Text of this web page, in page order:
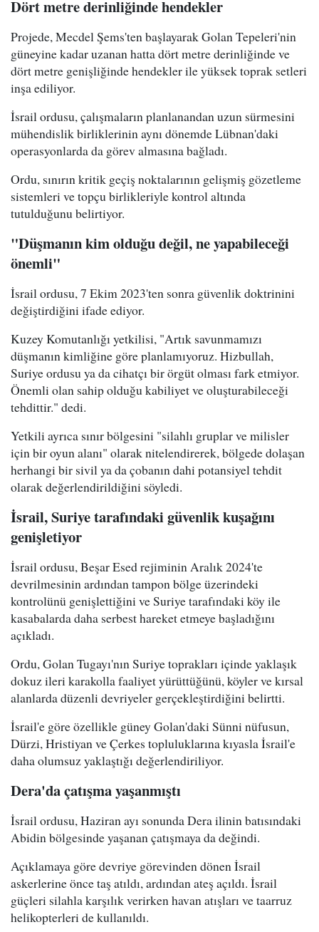
Dört metre derinliğinde hendekler
Projede, Mecdel Şems'ten başlayarak Golan Tepeleri'nin
güneyine kadar uzanan hatta dört metre derinliğinde ve
dört metre genişliğinde hendekler ile yüksek toprak setleri
inşa ediliyor.
İsrail ordusu, çalışmaların planlanandan uzun sürmesini
mühendislik birliklerinin aynı dönemde Lübnan'daki
operasyonlarda da görev almasına bağladı.
Ordu, sınırın kritik geçiş noktalarının gelişmiş gözetleme
sistemleri ve topçu birlikleriyle kontrol altında
tutulduğunu belirtiyor.
"Düşmanın kim olduğu değil, ne yapabileceği
önemli"
İsrail ordusu, 7 Ekim 2023'ten sonra güvenlik doktrinini
değiştirdiğini ifade ediyor.
Kuzey Komutanlığı yetkilisi, "Artık savunmamızı
düşmanın kimliğine göre planlamıyoruz. Hizbullah,
Suriye ordusu ya da cihatçı bir örgüt olması fark etmiyor.
Önemli olan sahip olduğu kabiliyet ve oluşturabileceği
tehdittir." dedi.
Yetkili ayrıca sınır bölgesini "silahlı gruplar ve milisler
için bir oyun alanı" olarak nitelendirerek, bölgede dolaşan
herhangi bir sivil ya da çobanın dahi potansiyel tehdit
olarak değerlendirildiğini söyledi.
İsrail, Suriye tarafındaki güvenlik kuşağını
genişletiyor
İsrail ordusu, Beşar Esed rejiminin Aralık 2024'te
devrilmesinin ardından tampon bölge üzerindeki
kontrolünü genişlettiğini ve Suriye tarafındaki köy ile
kasabalarda daha serbest hareket etmeye başladığını
açıkladı.
Ordu, Golan Tugayı'nın Suriye toprakları içinde yaklaşık
dokuz ileri karakolla faaliyet yürüttüğünü, köyler ve kırsal
alanlarda düzenli devriyeler gerçekleştirdiğini belirtti.
İsrail'e göre özellikle güney Golan'daki Sünni nüfusun,
Dürzi, Hristiyan ve Çerkes topluluklarına kıyasla İsrail'e
daha olumsuz yaklaştığı değerlendiriliyor.
Dera'da çatışma yaşanmıştı
İsrail ordusu, Haziran ayı sonunda Dera ilinin batısındaki
Abidin bölgesinde yaşanan çatışmaya da değindi.
Açıklamaya göre devriye görevinden dönen İsrail
askerlerine önce taş atıldı, ardından ateş açıldı. İsrail
güçleri silahla karşılık verirken havan atışları ve taarruz
helikopterleri de kullanıldı.